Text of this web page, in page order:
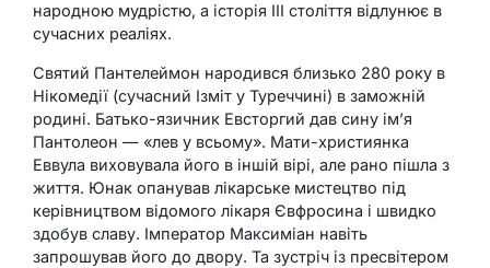
народною мудрістю, а історія III століття відлунює в
сучасних реаліях.
Святий Пантелеймон народився близько 280 року в
Нікомедії (сучасний Ізміт у Туреччині) в заможній
родині. Батько-язичник Евсторгий дав сину ім’я
Пантолеон — «лев у всьому». Мати-християнка
Еввула виховувала його в іншій вірі, але рано пішла з
життя. Юнак опанував лікарське мистецтво під
керівництвом відомого лікаря Євфросина і швидко
здобув славу. Імператор Максиміан навіть
запрошував його до двору. Та зустріч із пресвітером